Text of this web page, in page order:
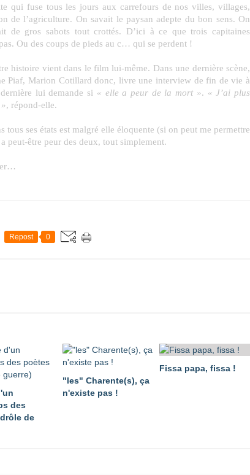
qui fuse tous les jours aux carrefours de nos villes, villages,
de l’agriculture. On savait le paysan adepte du bon sens. On
de gros sabots tout crottés. D’ici à ce que trois capitaines
Ou des coups de pieds au c… qui se perdent !
histoire vient dans le film lui-même. Dans une dernière scène,
Piaf, Marion Cotillard donc, livre une interview de fin de vie à
lui demande si « elle a peur de la mort ». « J’ai plus
, répond-elle.
tous ses états est malgré elle éloquente (si on peut me permettre
peut-être peur des deux, tout simplement.
Repost 0
des
de
"les" Charente(s), ça
n'existe pas !
Fissa papa, fissa !